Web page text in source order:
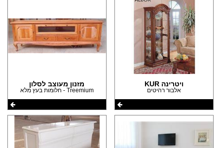
ויטרינה KUR
אלבור רהיטים
מזנון מעוצב לסלון
Treemium - חלומות בעץ מלא